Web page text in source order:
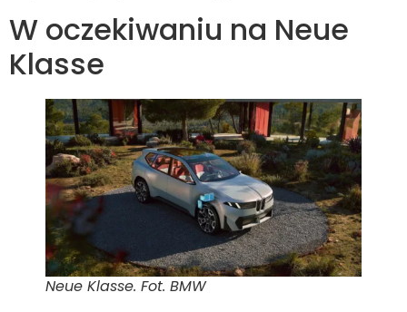
W oczekiwaniu na Neue
Klasse
Neue Klasse. Fot. BMW